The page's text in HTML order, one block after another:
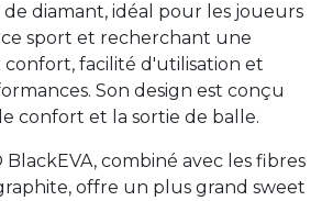
diamant, idéal pour les joueurs
sport et recherchant une
facilité d'utilisation et
Son design est conçu
confort et la sortie de balle.
BlackEVA, combiné avec les fibres
offre un plus grand sweet